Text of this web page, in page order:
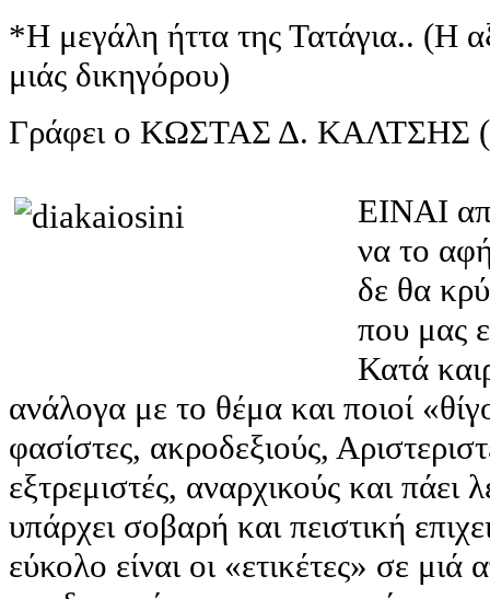
*Η μεγάλη ήττα της Τατάγια.. (Η
μιάς δικηγόρου)
Γράφει ο ΚΩΣΤΑΣ Δ. ΚΑΛΤΣΗΣ
ΕΙΝΑΙ
να το
δε θα
που μας
Κατά
ανάλογα με το θέμα και ποιοί
φασίστες, ακροδεξιούς,
εξτρεμιστές, αναρχικούς και πάει
υπάρχει σοβαρή και πειστική
εύκολο είναι οι «ετικέτες» σε